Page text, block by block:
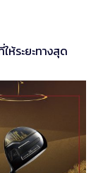
ห้ระยะทางสุด